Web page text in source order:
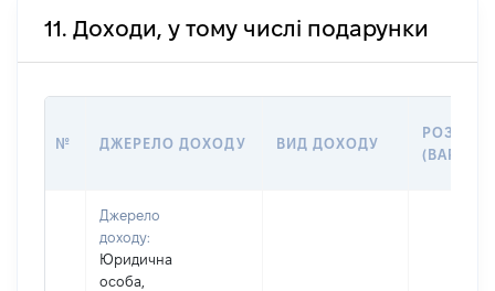
11. Доходи, у тому числі подарунки
№ ДЖЕРЕЛО ДОХОДУ ВИД ДОХОДУ
РОЗМІР
Джерело
доходу:
Юридична
особа,